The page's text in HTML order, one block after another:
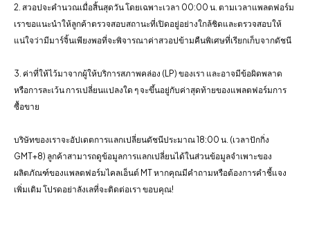
2. สวอปจะคํานวณเมื่อสิ้นสุดวัน โดยเฉพาะเวลา 00:00 น. ตามเวลาแพลตฟอร์ม
เราขอแนะนําให้ลูกค้าตรวจสอบสถานะที่เปิดอยู่อย่างใกล้ชิดและตรวจสอบให้
แน่ใจว่ามีมาร์จิ้นเพียงพอที่จะพิจารณาค่าสวอปข้ามคืนพิเศษที่เรียกเก็บจากดัชนี
3. ค่าที่ให้ไว้มาจากผู้ให้บริการสภาพคล่อง (LP) ของเรา และอาจมีข้อผิดพลาด
หรือการละเว้น การเปลี่ยนแปลงใด ๆ จะขึ้นอยู่กับค่าสุดท้ายของแพลตฟอร์มการ
ซื้อขาย
บริษัทของเราจะอัปเดตการแลกเปลี่ยนดัชนีประมาณ 18:00 น. (เวลาปักกิ่ง
GMT+8) ลูกค้าสามารถดูข้อมูลการแลกเปลี่ยนได้ในส่วนข้อมูลจําเพาะของ
ผลิตภัณฑ์ของแพลตฟอร์มไคลเอ็นต์ MT หากคุณมีคําถามหรือต้องการคําชี้แจง
เพิ่มเติม โปรดอย่าลังเลที่จะติดต่อเรา ขอบคุณ!